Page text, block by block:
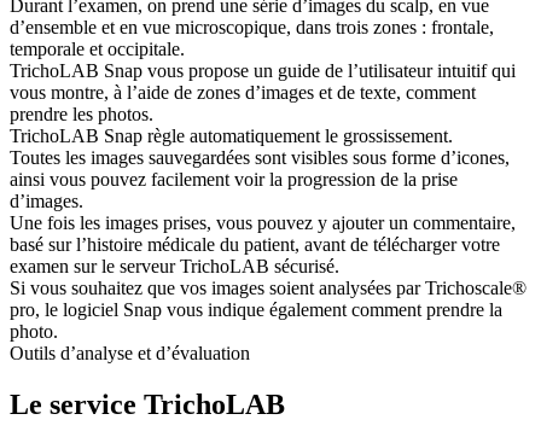
Durant l’examen, on prend une série d’images du scalp, en vue
d’ensemble et en vue microscopique, dans trois zones : frontale,
temporale et occipitale.
TrichoLAB Snap vous propose un guide de l’utilisateur intuitif qui
vous montre, à l’aide de zones d’images et de texte, comment
prendre les photos.
TrichoLAB Snap règle automatiquement le grossissement.
Toutes les images sauvegardées sont visibles sous forme d’icones,
ainsi vous pouvez facilement voir la progression de la prise
d’images.
Une fois les images prises, vous pouvez y ajouter un commentaire,
basé sur l’histoire médicale du patient, avant de télécharger votre
examen sur le serveur TrichoLAB sécurisé.
Si vous souhaitez que vos images soient analysées par Trichoscale®
pro, le logiciel Snap vous indique également comment prendre la
photo.
Outils d’analyse et d’évaluation
Le service TrichoLAB